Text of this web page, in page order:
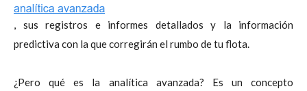
, sus registros e informes detallados y la información
predictiva con la que corregirán el rumbo de tu flota.
¿Pero qué es la analítica avanzada? Es un concepto